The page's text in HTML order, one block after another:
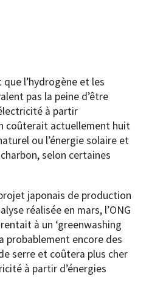
l’hydrogène et les
pas la peine d’être
à partir
coûterait actuellement huit
ou l’énergie solaire et
selon certaines
japonais de production
réalisée en mars, l’ONG
à un ‘greenwashing
probablement encore des
serre et coûtera plus cher
à partir d’énergies